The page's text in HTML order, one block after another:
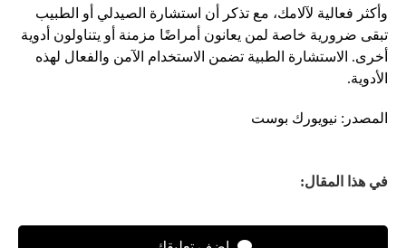
وأكثر فعالية لآلامك، مع تذكر أن استشارة الصيدلي أو الطبيب
تبقى ضرورية خاصة لمن يعانون أمراضًا مزمنة أو يتناولون أدوية
أخرى. الاستشارة الطبية تضمن الاستخدام الآمن والفعال لهذه
الأدوية.
المصدر: نيويورك بوست
في هذا المقال: